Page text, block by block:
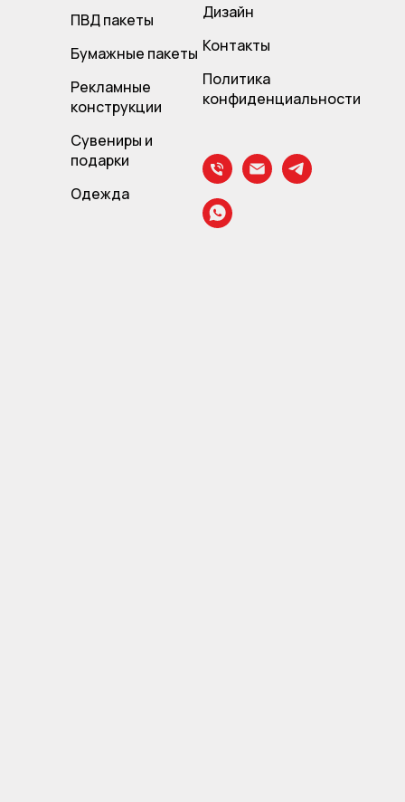
ПВД пакеты
Бумажные пакеты
Рекламные
конструкции
Сувениры и
подарки
Одежда
Дизайн
Контакты
Политика
конфиденциальности